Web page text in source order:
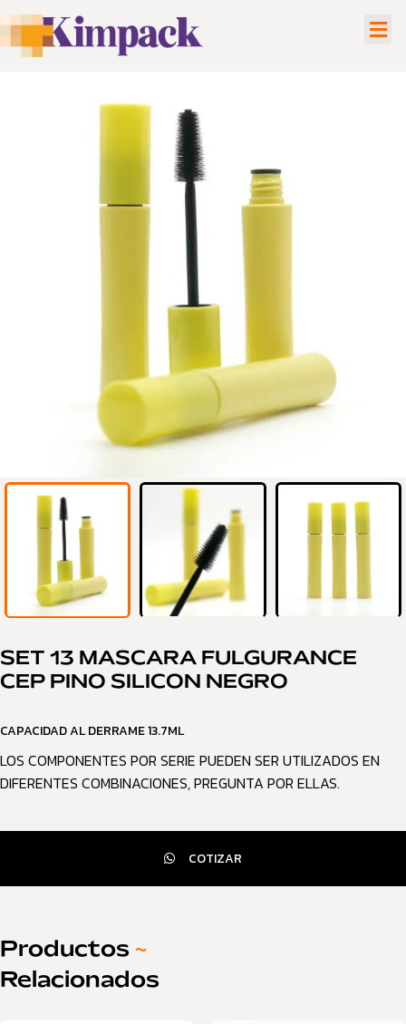
SET 13 MASCARA FULGURANCE
CEP PINO SILICON NEGRO
CAPACIDAD AL DERRAME 13.7ML
LOS COMPONENTES POR SERIE PUEDEN SER UTILIZADOS EN
DIFERENTES COMBINACIONES, PREGUNTA POR ELLAS.
COTIZAR
Productos ~
Relacionados